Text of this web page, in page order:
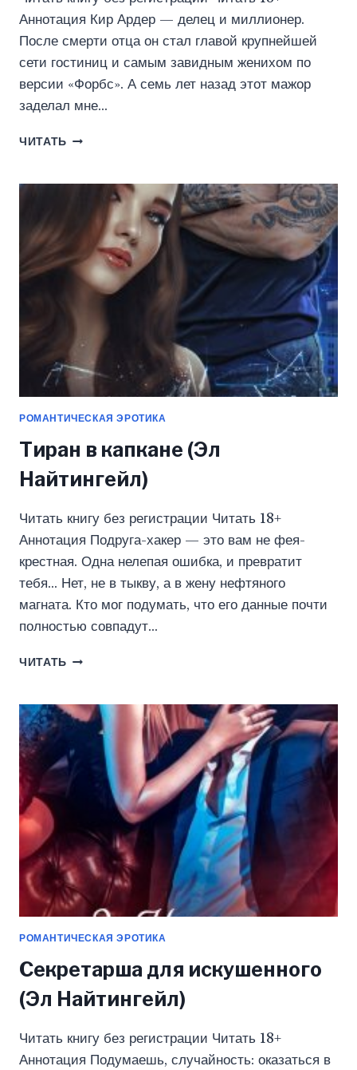
Аннотация Кир Ардер — делец и миллионер.
После смерти отца он стал главой крупнейшей
сети гостиниц и самым завидным женихом по
версии «Форбс». А семь лет назад этот мажор
заделал мне…
ЧИТАТЬ МАЖОР
НАЙТИНГЕЙЛ)
РОМАНТИЧЕСКАЯ ЭРОТИКА
Тиран в капкане (Эл
Найтингейл)
Читать книгу без регистрации Читать 18+
Аннотация Подруга-хакер — это вам не фея-
крестная. Одна нелепая ошибка, и превратит
тебя… Нет, не в тыкву, а в жену нефтяного
магната. Кто мог подумать, что его данные почти
полностью совпадут…
ЧИТАТЬ ТИРАН
(ЭЛ
НАЙТИНГЕЙЛ)
РОМАНТИЧЕСКАЯ ЭРОТИКА
Секретарша для искушенного
(Эл Найтингейл)
Читать книгу без регистрации Читать 18+
Аннотация Подумаешь, случайность: оказаться в